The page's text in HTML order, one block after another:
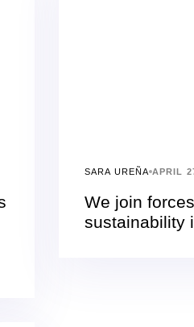
SARA UREÑA APRIL
We join
sustainability